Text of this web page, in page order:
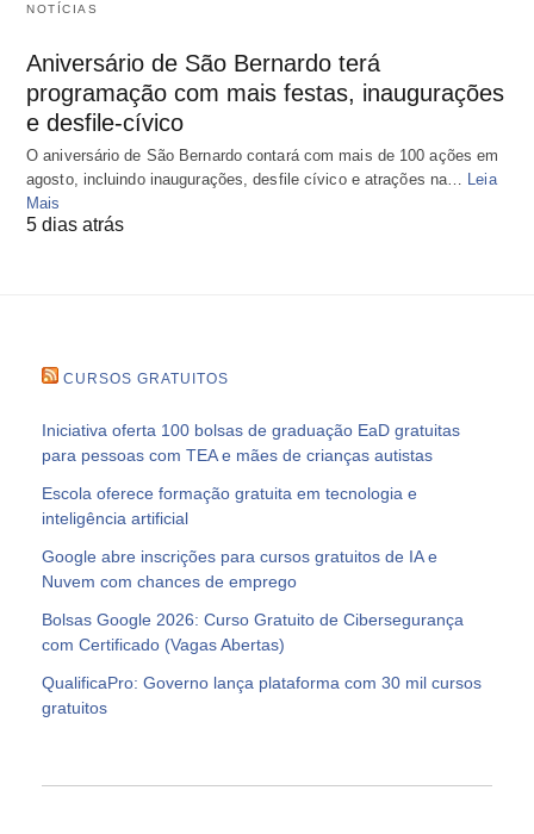
NOTÍCIAS
Aniversário de São Bernardo terá
programação com mais festas, inaugurações
e desfile-cívico
O aniversário de São Bernardo contará com mais de 100 ações em
agosto, incluindo inaugurações, desfile cívico e atrações na…
Leia
Mais
5 dias atrás
CURSOS GRATUITOS
Iniciativa oferta 100 bolsas de graduação EaD gratuitas
para pessoas com TEA e mães de crianças autistas
Escola oferece formação gratuita em tecnologia e
inteligência artificial
Google abre inscrições para cursos gratuitos de IA e
Nuvem com chances de emprego
Bolsas Google 2026: Curso Gratuito de Cibersegurança
com Certificado (Vagas Abertas)
QualificaPro: Governo lança plataforma com 30 mil cursos
gratuitos